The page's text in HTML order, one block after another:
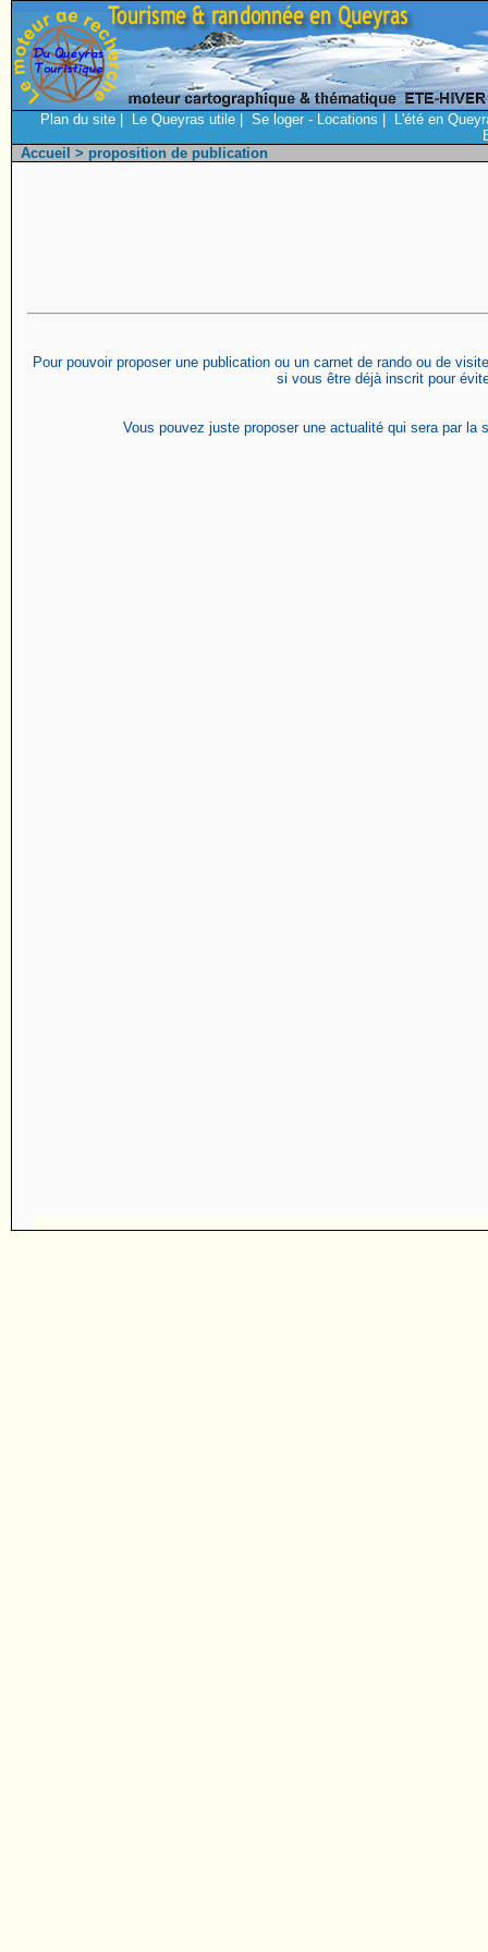
Plan du site Le Queyras utile Se loger - Locations
L'été en
Accueil > proposition de publication
Pour pouvoir proposer une publication ou un carnet de rando ou de
si vous être déjà inscrit pour
Vous pouvez juste proposer une actualité qui sera par la